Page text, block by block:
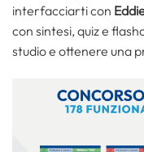
interfacciarti con
con sintesi, quiz e
studio e ottenere una